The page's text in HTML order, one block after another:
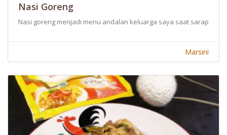
Nasi Goreng
Nasi goreng menjadi menu andalan keluarga saya saat sarapan
Marsini